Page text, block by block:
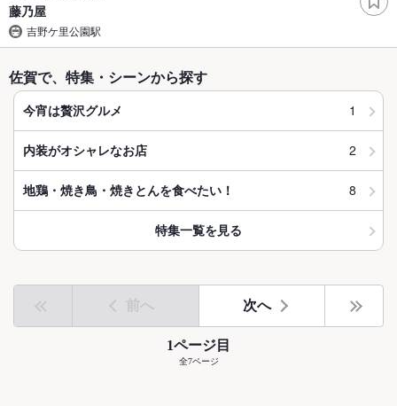
藤乃屋
吉野ケ里公園駅
佐賀で、特集・シーンから探す
今宵は贅沢グルメ 1
内装がオシャレなお店 2
地鶏・焼き鳥・焼きとんを食べたい！ 8
特集一覧を見る
前へ 次へ
1ページ目
全7ページ